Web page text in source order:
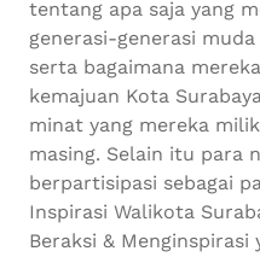
tentang apa saja yang
generasi-generasi
serta bagaimana
kemajuan Kota
minat yang mereka
masing. Selain itu para
berpartisipasi sebagai
Inspirasi Walikota
Beraksi &